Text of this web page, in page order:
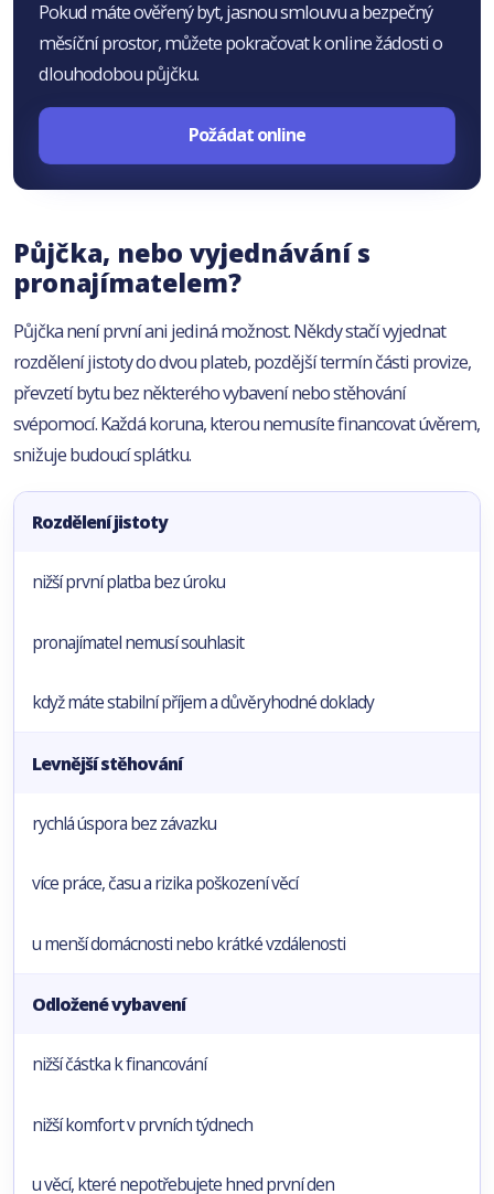
Pokud máte ověřený byt, jasnou smlouvu a bezpečný
měsíční prostor, můžete pokračovat k online žádosti o
dlouhodobou půjčku.
Požádat online
Půjčka, nebo vyjednávání s
pronajímatelem?
Půjčka není první ani jediná možnost. Někdy stačí vyjednat
rozdělení jistoty do dvou plateb, pozdější termín části provize,
převzetí bytu bez některého vybavení nebo stěhování
svépomocí. Každá koruna, kterou nemusíte financovat úvěrem,
snižuje budoucí splátku.
Rozdělení jistoty
nižší první platba bez úroku
pronajímatel nemusí souhlasit
když máte stabilní příjem a důvěryhodné doklady
Levnější stěhování
rychlá úspora bez závazku
více práce, času a rizika poškození věcí
u menší domácnosti nebo krátké vzdálenosti
Odložené vybavení
nižší částka k financování
nižší komfort v prvních týdnech
u věcí, které nepotřebujete hned první den